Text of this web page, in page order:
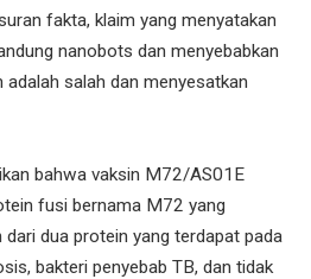
fakta, klaim yang menyatakan
nanobots dan menyebabkan
salah dan menyesatkan
bahwa vaksin M72/AS01E
fusi bernama M72 yang
dua protein yang terdapat pada
bakteri penyebab TB, dan tidak